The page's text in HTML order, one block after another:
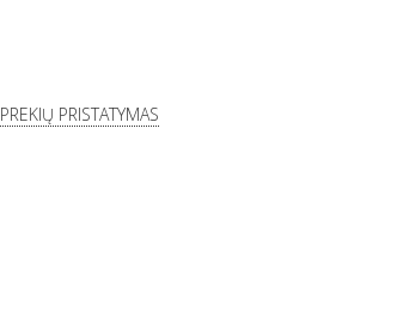
PREKIŲ PRISTATYMAS